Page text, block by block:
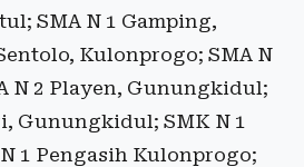
SMA N 1 Gamping,
Kulonprogo; SMA N
N 2 Playen, Gunungkidul;
Gunungkidul; SMK N 1
1 Pengasih Kulonprogo;